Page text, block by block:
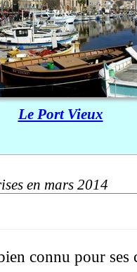
Le Port Vieux
en mars 2014
connu pour ses